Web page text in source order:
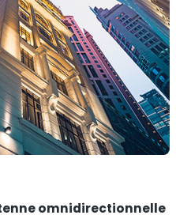
omnidirectionnelle